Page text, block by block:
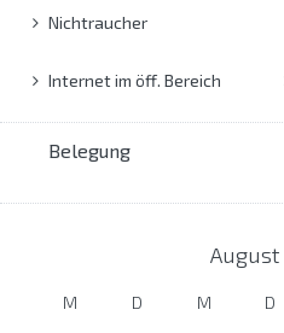
Nichtraucher
Internet im öff. Bereich
Belegung
August
M D M D